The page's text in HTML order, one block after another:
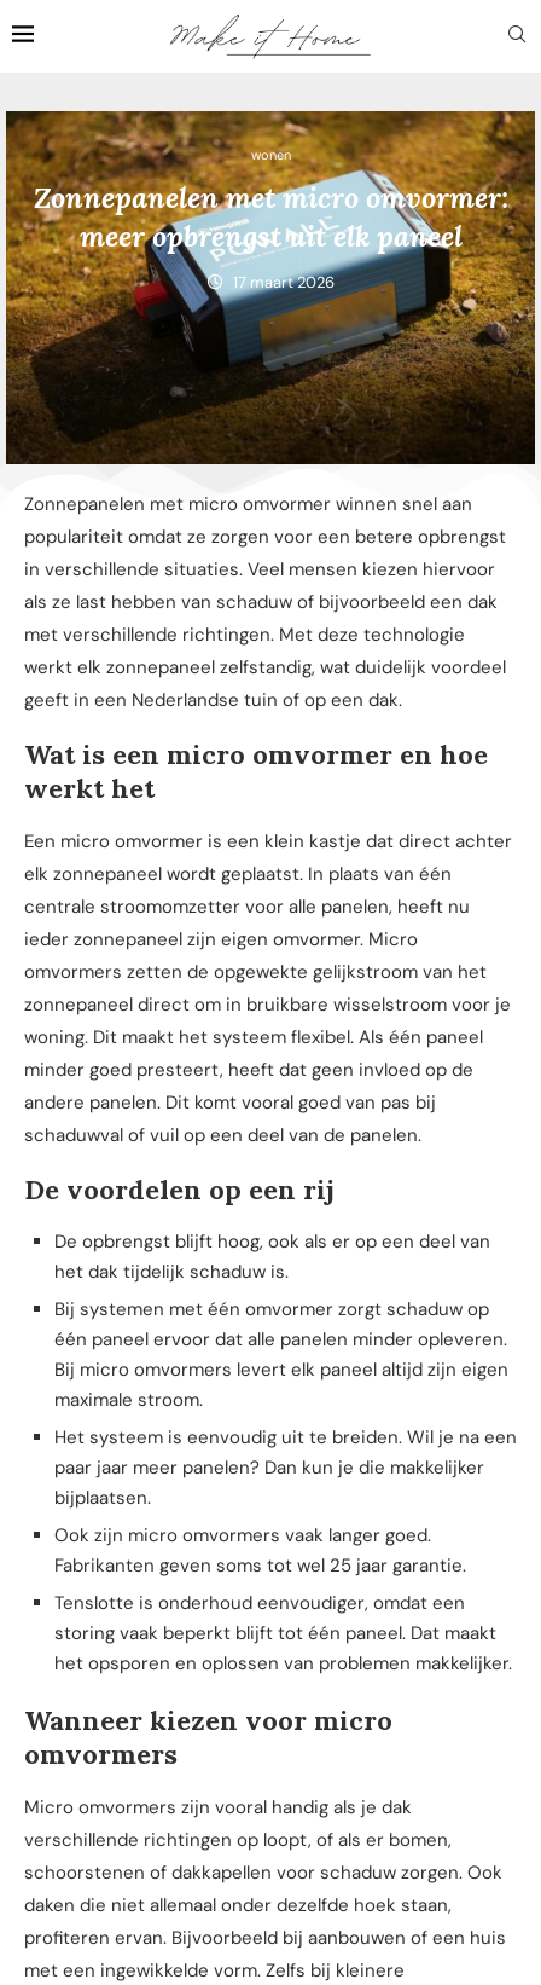
wonen
Zonnepanelen met micro omvormer:
meer opbrengst uit elk paneel
17 maart 2026
Zonnepanelen met micro omvormer winnen snel aan
populariteit omdat ze zorgen voor een betere opbrengst
in verschillende situaties. Veel mensen kiezen hiervoor
als ze last hebben van schaduw of bijvoorbeeld een dak
met verschillende richtingen. Met deze technologie
werkt elk zonnepaneel zelfstandig, wat duidelijk voordeel
geeft in een Nederlandse tuin of op een dak.
Wat is een micro omvormer en hoe
werkt het
Een micro omvormer is een klein kastje dat direct achter
elk zonnepaneel wordt geplaatst. In plaats van één
centrale stroomomzetter voor alle panelen, heeft nu
ieder zonnepaneel zijn eigen omvormer. Micro
omvormers zetten de opgewekte gelijkstroom van het
zonnepaneel direct om in bruikbare wisselstroom voor je
woning. Dit maakt het systeem flexibel. Als één paneel
minder goed presteert, heeft dat geen invloed op de
andere panelen. Dit komt vooral goed van pas bij
schaduwval of vuil op een deel van de panelen.
De voordelen op een rij
De opbrengst blijft hoog, ook als er op een deel van
het dak tijdelijk schaduw is.
Bij systemen met één omvormer zorgt schaduw op
één paneel ervoor dat alle panelen minder opleveren.
Bij micro omvormers levert elk paneel altijd zijn eigen
maximale stroom.
Het systeem is eenvoudig uit te breiden. Wil je na een
paar jaar meer panelen? Dan kun je die makkelijker
bijplaatsen.
Ook zijn micro omvormers vaak langer goed.
Fabrikanten geven soms tot wel 25 jaar garantie.
Tenslotte is onderhoud eenvoudiger, omdat een
storing vaak beperkt blijft tot één paneel. Dat maakt
het opsporen en oplossen van problemen makkelijker.
Wanneer kiezen voor micro
omvormers
Micro omvormers zijn vooral handig als je dak
verschillende richtingen op loopt, of als er bomen,
schoorstenen of dakkapellen voor schaduw zorgen. Ook
daken die niet allemaal onder dezelfde hoek staan,
profiteren ervan. Bijvoorbeeld bij aanbouwen of een huis
met een ingewikkelde vorm. Zelfs bij kleinere